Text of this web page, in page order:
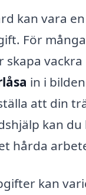
kan vara
För
in i
att din
kan
hårda
kan